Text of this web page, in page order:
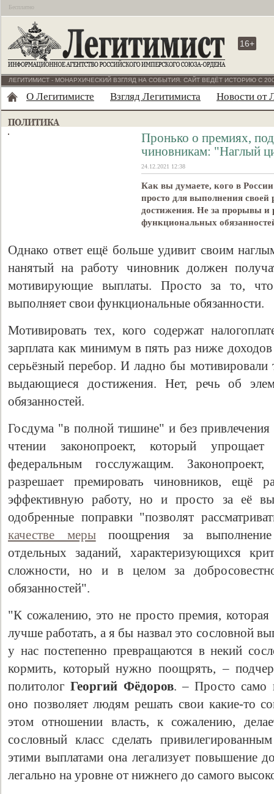
Бесплатно
16+
ЛЕГИТИМИСТ - МОНАРХИЧЕСКИЙ ВЗГЛЯД НА СОБЫТИЯ. САЙТ ВЕДЁТ ИСТОРИЮ С
О Легитимисте Взгляд Легитимиста Новости от
Пронько о премиях,
чиновникам: "Наглый
24.12.2021 12:38
Как вы думаете, кого в
просто для выполнения
достижения. Не за прорывы
функциональных
Однако ответ ещё больше удивит своим
нанятый на работу чиновник должен
мотивирующие выплаты. Просто за то,
выполняет свои функциональные обязанности.
Мотивировать тех, кого содержат
зарплата как минимум в пять раз ниже
серьёзный перебор. И ладно бы мотивировали
выдающиеся достижения. Нет, речь об
обязанностей.
Госдума "в полной тишине" и без
чтении законопроект, который
федеральным госслужащим. Законопроект,
разрешает премировать чиновников, ещё
эффективную работу, но и просто за её
одобренные поправки "позволят
качестве мерыпоощрения за
отдельных заданий, характеризующихся
сложности, но и в целом за
обязанностей".
"К сожалению, это не просто премия,
лучше работать, а я бы назвал это сословной
у нас постепенно превращаются в некий
кормить, который нужно поощрять, –
политологГеоргий Фёдоров. – Просто само
оно позволяет людям решать свои какие-то
этом отношении власть, к сожалению,
сословный класс сделать
этими выплатами она легализует повышение
легально на уровне от нижнего до самого